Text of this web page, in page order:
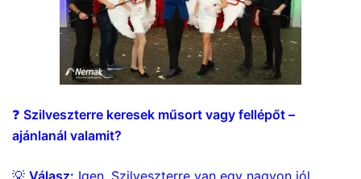
❓ Szilveszterre keresek műsort vagy fellépőt –
ajánlanál valamit?
💡 Válasz: Igen, Szilveszterre van egy nagyon jól